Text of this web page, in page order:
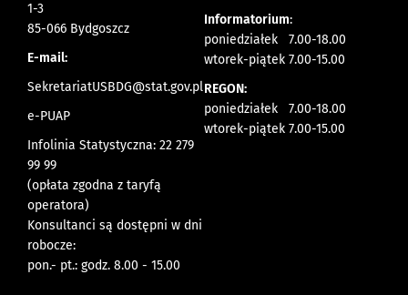
1-3
85-066 Bydgoszcz
E-mail:
SekretariatUSBDG@stat.gov.pl
e-PUAP
Infolinia Statystyczna: 22 279
99 99
(opłata zgodna z taryfą
operatora)
Konsultanci są dostępni w dni
robocze:
pon.- pt.: godz. 8.00 - 15.00
Informatorium:
poniedziałek 7.00-18.00
wtorek-piątek 7.00-15.00
REGON:
poniedziałek 7.00-18.00
wtorek-piątek 7.00-15.00